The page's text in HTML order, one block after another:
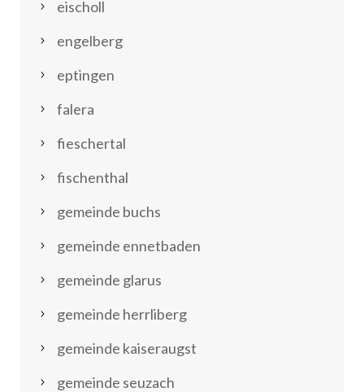
eischoll
engelberg
eptingen
falera
fieschertal
fischenthal
gemeinde buchs
gemeinde ennetbaden
gemeinde glarus
gemeinde herrliberg
gemeinde kaiseraugst
gemeinde seuzach